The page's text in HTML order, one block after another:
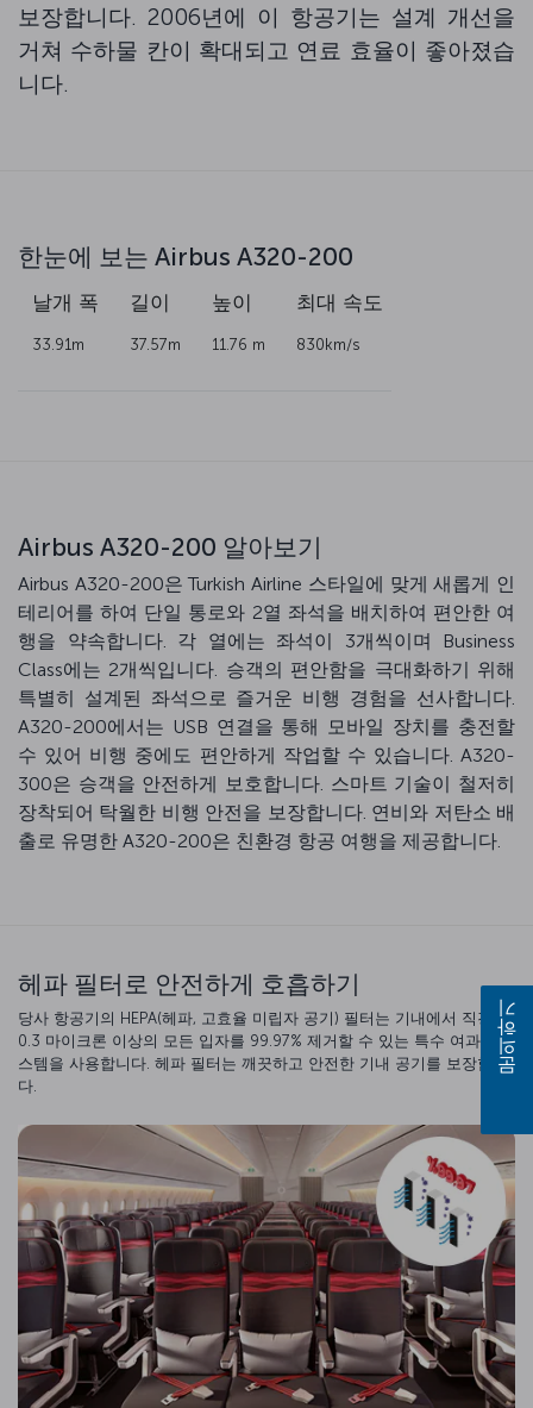
보장합니다. 2006년에 이 항공기는 설계 개선을
거쳐 수하물 칸이 확대되고 연료 효율이 좋아졌습
니다.
한눈에 보는 Airbus A320-200
날개 폭
33.91m
길이
37.57m
높이
11.76 m
최대 속도
830km/s
Airbus A320-200 알아보기
Airbus A320-200은 Turkish Airline 스타일에 맞게 새롭게 인
테리어를 하여 단일 통로와 2열 좌석을 배치하여 편안한 여
행을 약속합니다. 각 열에는 좌석이 3개씩이며 Business
Class에는 2개씩입니다. 승객의 편안함을 극대화하기 위해
특별히 설계된 좌석으로 즐거운 비행 경험을 선사합니다.
A320-200에서는 USB 연결을 통해 모바일 장치를 충전할
수 있어 비행 중에도 편안하게 작업할 수 있습니다. A320-
300은 승객을 안전하게 보호합니다. 스마트 기술이 철저히
장착되어 탁월한 비행 안전을 보장합니다. 연비와 저탄소 배
출로 유명한 A320-200은 친환경 항공 여행을 제공합니다.
헤파 필터로 안전하게 호흡하기
당사 항공기의 HEPA(헤파, 고효율 미립자 공기) 필터는 기내에서 직경
0.3 마이크론 이상의 모든 입자를 99.97% 제거할 수 있는 특수 여과 시
스템을 사용합니다. 헤파 필터는 깨끗하고 안전한 기내 공기를 보장합니
다.
문의하기